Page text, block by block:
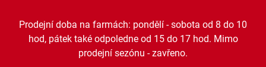
obsah
Prodejní doba na farmách: pondělí - sobota od 8 do 10
hod, pátek také odpoledne od 15 do 17 hod. Mimo
prodejní sezónu - zavřeno.